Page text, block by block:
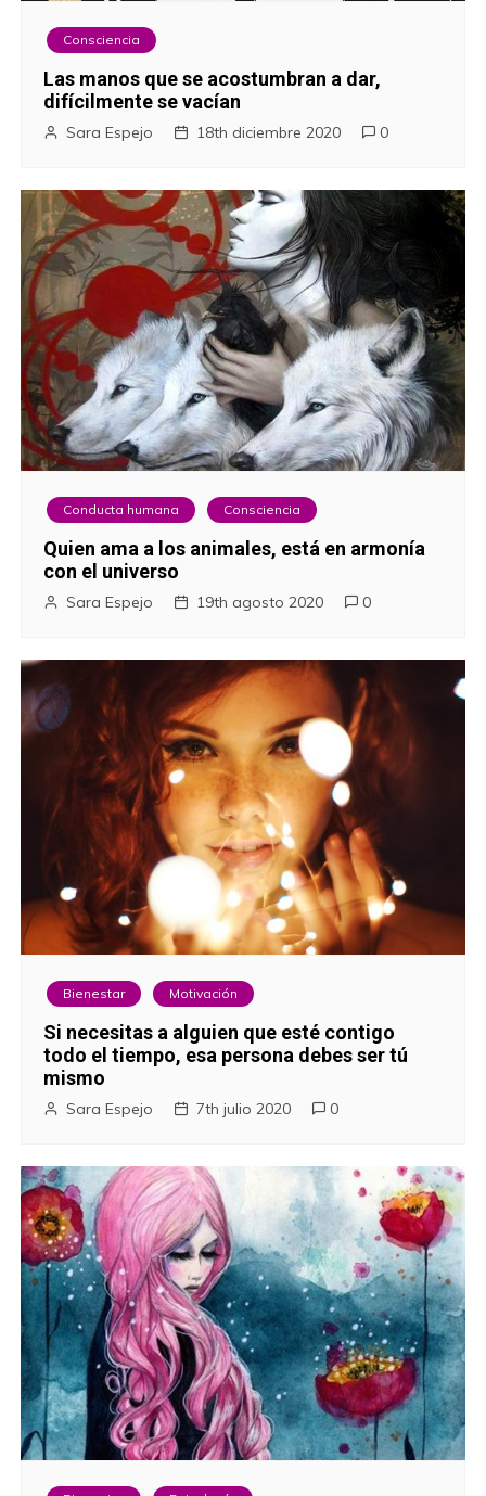
e
n
t
r
a
d
a
Consciencia
Las manos que se acostumbran a dar,
difícilmente se vacían
Sara Espejo 18th diciembre 2020 0
Conducta humana Consciencia
Quien ama a los animales, está en armonía
con el universo
Sara Espejo 19th agosto 2020 0
Bienestar Motivación
Si necesitas a alguien que esté contigo
todo el tiempo, esa persona debes ser tú
mismo
Sara Espejo 7th julio 2020 0